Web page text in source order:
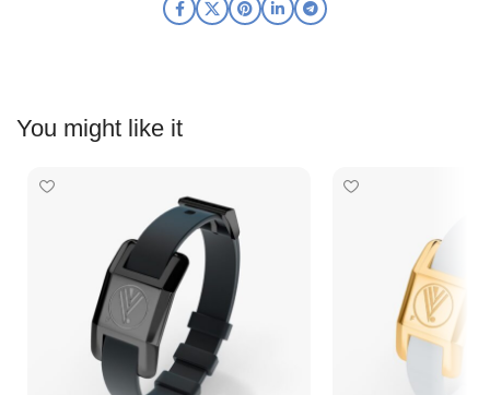
You might like it